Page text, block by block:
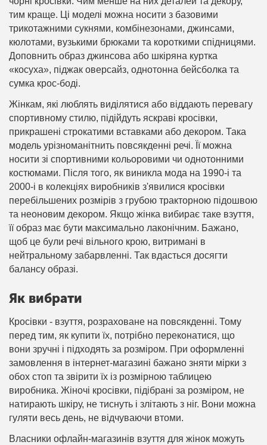
тим краще. Ці моделі можна носити з базовими
трикотажними сукнями, комбінезонами, джинсами,
кюлотами, вузькими брюками та короткими спідницями.
Доповнить образ джинсова або шкіряна куртка
«косуха», піджак оверсайз, однотонна бейсболка та
сумка крос-боді.
Жінкам, які люблять виділятися або віддають перевагу
спортивному стилю, підійдуть яскраві кросівки,
прикрашені строкатими вставками або декором. Така
модель урізноманітнить повсякденні речі. Її можна
носити зі спортивними кольоровими чи однотонними
костюмами. Після того, як виникла мода на 1990-і та
2000-і в колекціях виробників з'явилися кросівки
перебільшених розмірів з грубою тракторною підошвою
та неоновим декором. Якщо жінка вибирає таке взуття,
її образ має бути максимально лаконічним. Бажано,
щоб це були речі вільного крою, витримані в
нейтральному забарвленні. Так вдасться досягти
балансу образі.
Як вибрати
Кросівки - взуття, розраховане на повсякденні. Тому
перед тим, як купити їх, потрібно переконатися, що
вони зручні і підходять за розміром. При оформленні
замовлення в інтернет-магазині бажано зняти мірки з
обох стоп та звірити їх із розмірною таблицею
виробника. Жіночі кросівки, підібрані за розміром, не
натирають шкіру, не тиснуть і злітають з ніг. Вони можна
гуляти весь день, не відчуваючи втоми.
Власники офлайн-магазинів взуття для жінок можуть